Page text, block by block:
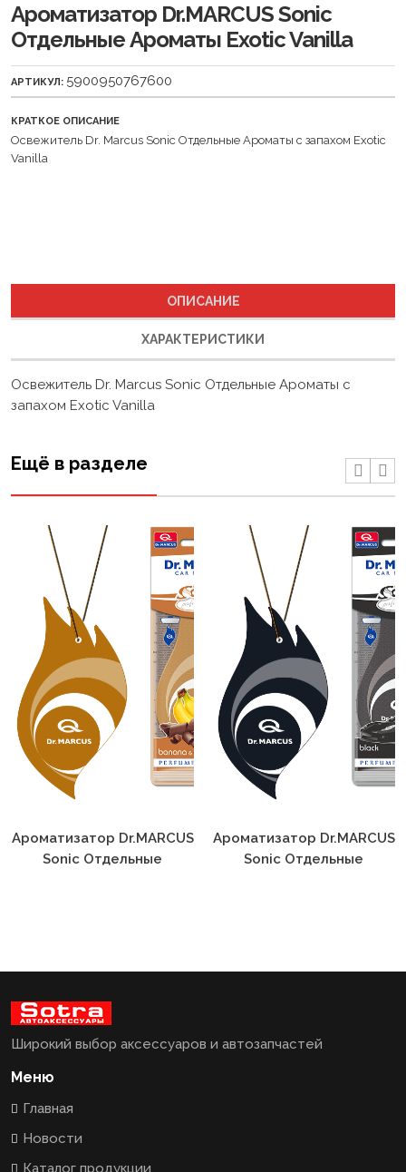
Ароматизатор Dr.MARCUS Sonic
Отдельные Ароматы Exotic Vanilla
АРТИКУЛ: 5900950767600
КРАТКОЕ ОПИСАНИЕ
Освежитель Dr. Marcus Sonic Отдельные Ароматы с запахом Exotic
Vanilla
ХАРАКТЕРИСТИКИ
Освежитель Dr. Marcus Sonic Отдельные Ароматы с
запахом Exotic Vanilla
Sonic Отдельные
Ароматы
Sonic Отдельные
Ароматы Black
Широкий выбор аксессуаров и автозапчастей
Меню
Главная
Новости
Каталог продукции